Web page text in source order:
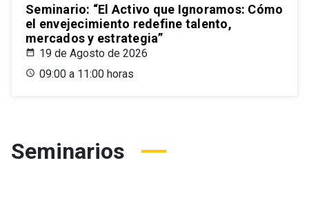
Seminario: “El Activo que Ignoramos: Cómo
el envejecimiento redefine talento,
mercados y estrategia”
19 de Agosto de 2026
09:00 a 11:00 horas
Seminarios